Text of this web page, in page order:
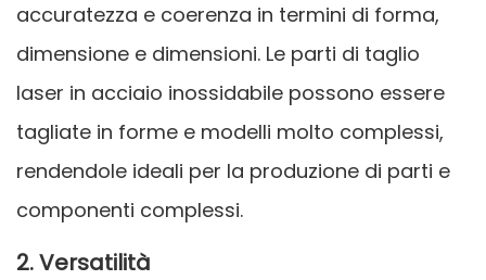
accuratezza e coerenza in termini di forma,
dimensione e dimensioni. Le parti di taglio
laser in acciaio inossidabile possono essere
tagliate in forme e modelli molto complessi,
rendendole ideali per la produzione di parti e
componenti complessi.
2. Versatilità